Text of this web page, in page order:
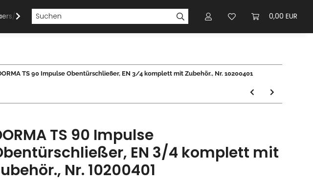
0,00 EUR
Sobinco Verarbeiter
TS 90 Impulse Obentürschließer, EN 3/4 komplett mit Zubehör., Nr. 10200401
TS 90 Impulse
EN 3/4 komplett mit
Nr. 10200401